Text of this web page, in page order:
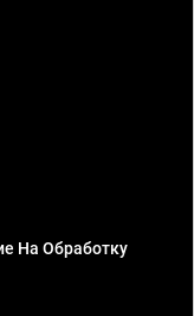
На Обработку